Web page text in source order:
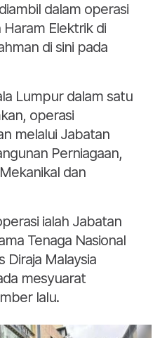
dalam operasi
Elektrik di
di sini pada
Lumpur dalam satu
operasi
melalui Jabatan
Perniagaan,
dan
ialah Jabatan
Tenaga Nasional
Diraja Malaysia
mesyuarat
lalu.